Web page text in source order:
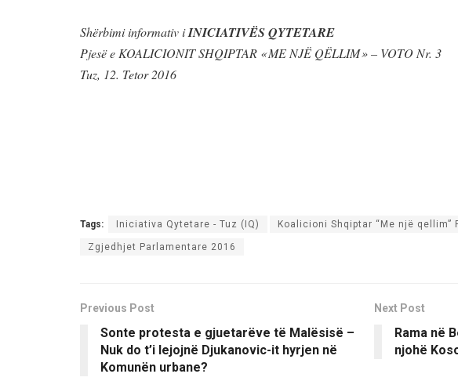
Shërbimi informativ iINICIATIVËS QYTETARE
Pjesë e KOALICIONIT SHQIPTAR « ME NJË QËLLIM » – VOTO Nr. 3
Tuz, 12. Tetor 2016
Tags: Iniciativa Qytetare - Tuz (IQ) Koalicioni Shqiptar “Me një qellim”
Zgjedhjet Parlamentare 2016
Previous Post
Sonte protesta e gjuetarëve të Malësisë –
Nuk do t’i lejojnë Djukanovic-it hyrjen në
Komunën urbane?
Next Post
Rama në
njohë